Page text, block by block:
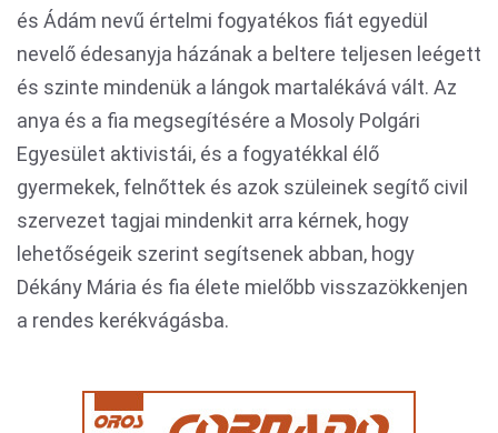
és Ádám nevű értelmi fogyatékos fiát egyedül
nevelő édesanyja házának a beltere teljesen leégett
és szinte mindenük a lángok martalékává vált. Az
anya és a fia megsegítésére a Mosoly Polgári
Egyesület aktivistái, és a fogyatékkal élő
gyermekek, felnőttek és azok szüleinek segítő civil
szervezet tagjai mindenkit arra kérnek, hogy
lehetőségeik szerint segítsenek abban, hogy
Dékány Mária és fia élete mielőbb visszazökkenjen
a rendes kerékvágásba.